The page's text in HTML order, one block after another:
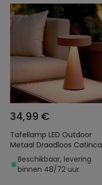
34,99 €
Tafellamp LED Outdoor
Metaal Draadloos Catinca
Beschikbaar, levering
binnen 48/72 uur